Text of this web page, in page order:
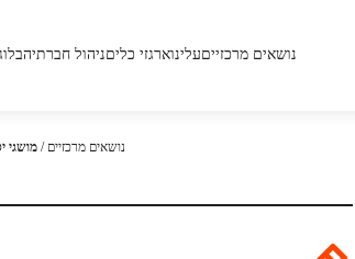
נושאים מרכזייםעלינוארגזי כליםניהול חברתי
נושאים מרכזיים /מושגי